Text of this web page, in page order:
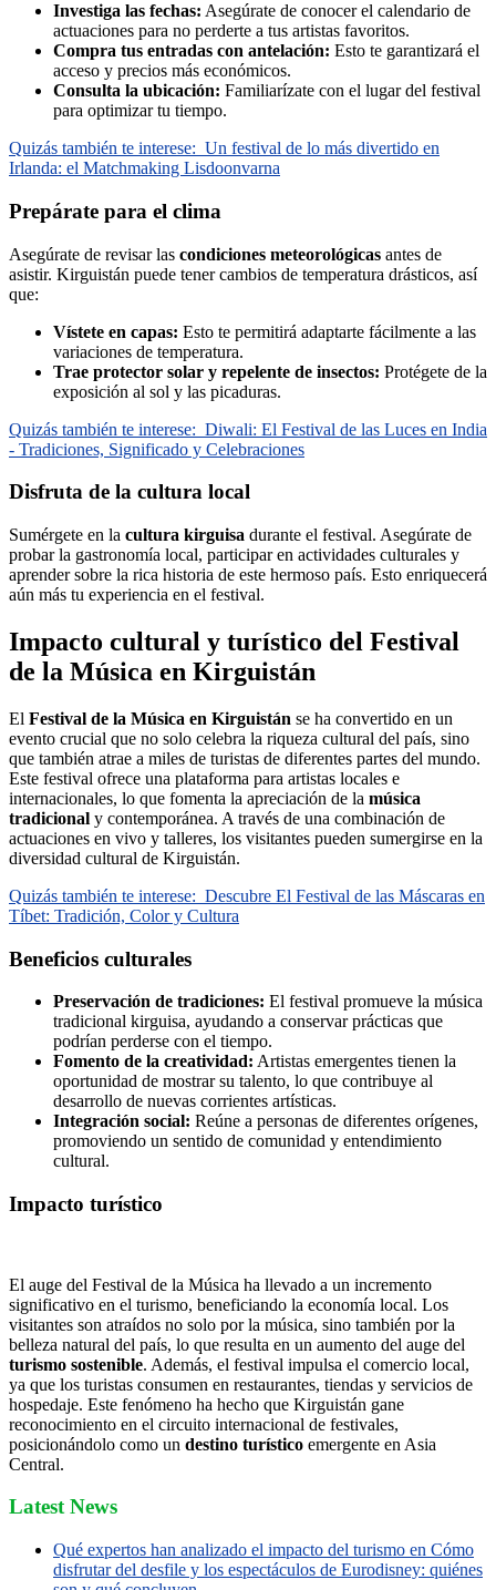
Investiga las fechas: Asegúrate de conocer el calendario de
actuaciones para no perderte a tus artistas favoritos.
Compra tus entradas con antelación: Esto te garantizará el
acceso y precios más económicos.
Consulta la ubicación: Familiarízate con el lugar del festival
para optimizar tu tiempo.
Quizás también te interese: Un festival de lo más divertido en
Irlanda: el Matchmaking Lisdoonvarna
Prepárate para el clima
Asegúrate de revisar las condiciones meteorológicas antes de
asistir. Kirguistán puede tener cambios de temperatura drásticos, así
que:
Vístete en capas: Esto te permitirá adaptarte fácilmente a las
variaciones de temperatura.
Trae protector solar y repelente de insectos: Protégete de la
exposición al sol y las picaduras.
Quizás también te interese: Diwali: El Festival de las Luces en India
- Tradiciones, Significado y Celebraciones
Disfruta de la cultura local
Sumérgete en la cultura kirguisa durante el festival. Asegúrate de
probar la gastronomía local, participar en actividades culturales y
aprender sobre la rica historia de este hermoso país. Esto enriquecerá
aún más tu experiencia en el festival.
Impacto cultural y turístico del Festival
de la Música en Kirguistán
El Festival de la Música en Kirguistán se ha convertido en un
evento crucial que no solo celebra la riqueza cultural del país, sino
que también atrae a miles de turistas de diferentes partes del mundo.
Este festival ofrece una plataforma para artistas locales e
internacionales, lo que fomenta la apreciación de la música
tradicional y contemporánea. A través de una combinación de
actuaciones en vivo y talleres, los visitantes pueden sumergirse en la
diversidad cultural de Kirguistán.
Quizás también te interese: Descubre El Festival de las Máscaras en
Tíbet: Tradición, Color y Cultura
Beneficios culturales
Preservación de tradiciones: El festival promueve la música
tradicional kirguisa, ayudando a conservar prácticas que
podrían perderse con el tiempo.
Fomento de la creatividad: Artistas emergentes tienen la
oportunidad de mostrar su talento, lo que contribuye al
desarrollo de nuevas corrientes artísticas.
Integración social: Reúne a personas de diferentes orígenes,
promoviendo un sentido de comunidad y entendimiento
cultural.
Impacto turístico
El auge del Festival de la Música ha llevado a un incremento
significativo en el turismo, beneficiando la economía local. Los
visitantes son atraídos no solo por la música, sino también por la
belleza natural del país, lo que resulta en un aumento del auge del
turismo sostenible. Además, el festival impulsa el comercio local,
ya que los turistas consumen en restaurantes, tiendas y servicios de
hospedaje. Este fenómeno ha hecho que Kirguistán gane
reconocimiento en el circuito internacional de festivales,
posicionándolo como un destino turístico emergente en Asia
Central.
Latest News
Qué expertos han analizado el impacto del turismo en Cómo
disfrutar del desfile y los espectáculos de Eurodisney: quiénes